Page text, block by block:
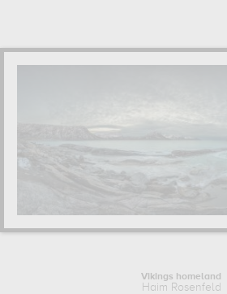
Vikings homeland
Haim Rosenfeld